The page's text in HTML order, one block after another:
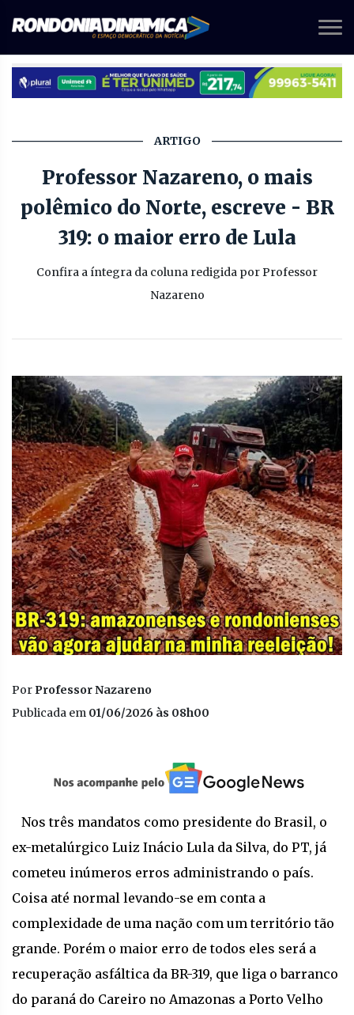
ARTIGO
Professor Nazareno, o mais
polêmico do Norte, escreve - BR
319: o maior erro de Lula
Confira a íntegra da coluna redigida por Professor
Nazareno
Por Professor Nazareno
Publicada em 01/06/2026 às 08h00
Nos três mandatos como presidente do Brasil, o
ex-metalúrgico Luiz Inácio Lula da Silva, do PT, já
cometeu inúmeros erros administrando o país.
Coisa até normal levando-se em conta a
complexidade de uma nação com um território tão
grande. Porém o maior erro de todos eles será a
recuperação asfáltica da BR-319, que liga o barranco
do paraná do Careiro no Amazonas a Porto Velho